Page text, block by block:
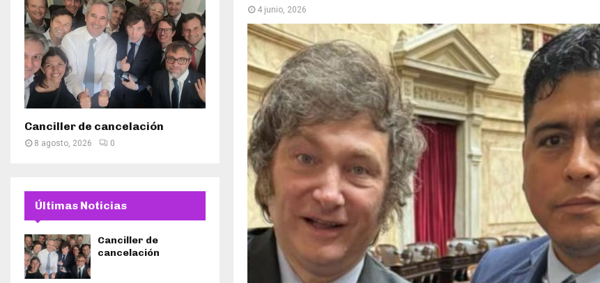
4 junio, 2026
Canciller de cancelación
8 agosto, 2026 0
Últimas Noticias
Canciller de
cancelación